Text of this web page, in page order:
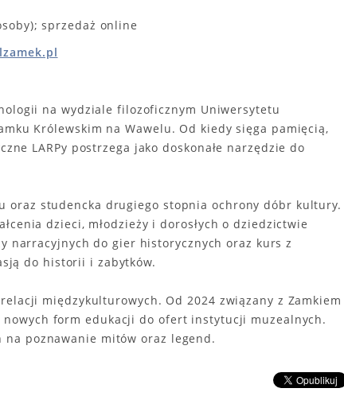
sprzedaż online
na wydziale filozoficznym Uniwersytetu
Królewskim na Wawelu. Od kiedy sięga pamięcią,
LARPy postrzega jako doskonałe narzędzie do
oraz studencka drugiego stopnia ochrony dóbr kultury.
dzieci, młodzieży i dorosłych o dziedzictwie
narracyjnych do gier historycznych oraz kurs z
do historii i zabytków.
międzykulturowych. Od 2024 związany z Zamkiem
form edukacji do ofert instytucji muzealnych.
na poznawanie mitów oraz legend.